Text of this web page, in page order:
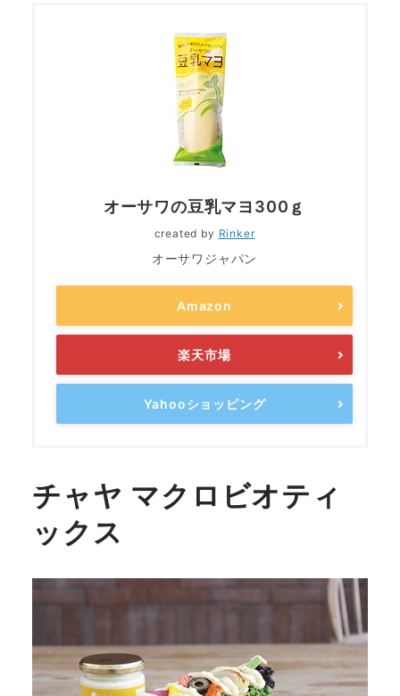
オーサワの豆乳マヨ300ｇ
created by Rinker
オーサワジャパン
Amazon
楽天市場
Yahooショッピング
チャヤ マクロビオティ
ックス